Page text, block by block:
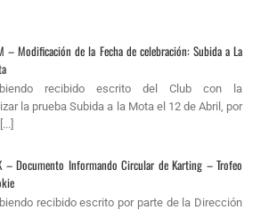
– Modificación de la Fecha de celebración: Subida a La
recibido escrito del Club con la
la prueba Subida a la Mota el 12 de Abril, por
– Documento Informando Circular de Karting – Trofeo
recibido escrito por parte de la Dirección